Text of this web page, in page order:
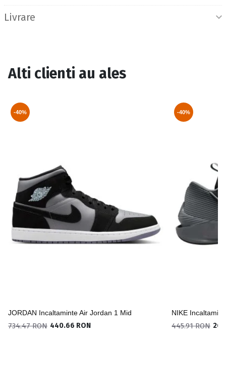
Livrare
Alti clienti au ales
-40%
JORDAN Incaltaminte Air Jordan 1 Mid
734.47 RON 440.66 RON
-40%
NIKE
445.91 RON